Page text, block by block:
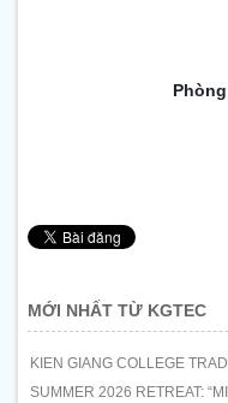
MỚI NHẤT TỪ KGTEC
KIEN GIANG COLLEGE
SUMMER 2026 RETREAT: